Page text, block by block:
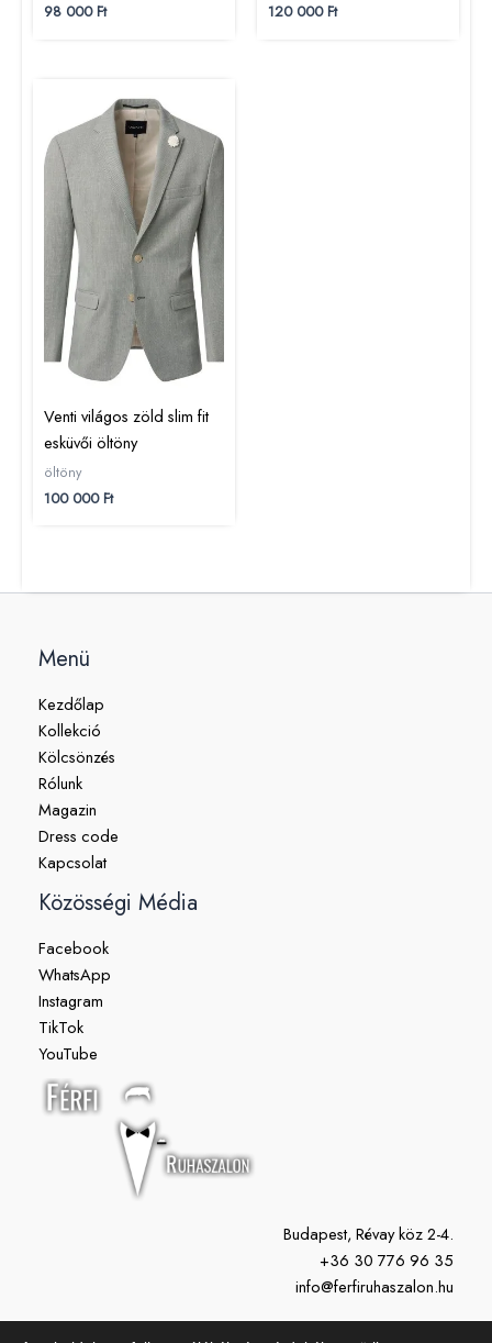
98 000Ft 120 000Ft
Venti világos zöld slim fit
esküvői öltöny
öltöny
100 000Ft
Menü
Kezdőlap
Kollekció
Kölcsönzés
Rólunk
Magazin
Dress code
Kapcsolat
Közösségi Média
Facebook
WhatsApp
Instagram
TikTok
YouTube
Budapest, Révay köz 2-4.
+36 30 776 96 35
info@ferfiruhaszalon.hu